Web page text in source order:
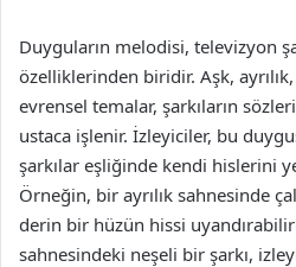
Duyguların melodisi, televizyon
özelliklerinden biridir. Aşk,
evrensel temalar, şarkıların
ustaca işlenir. İzleyiciler, bu
şarkılar eşliğinde kendi hislerini
Örneğin, bir ayrılık sahnesinde
derin bir hüzün hissi
sahnesindeki neşeli bir şarkı,